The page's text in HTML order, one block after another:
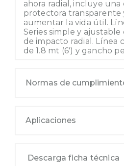
ahora radial, incluye
protectora transparente
aumentar la vida útil.
Series simple y
de impacto radial. Línea
de 1.8 mt (6') y gancho
Normas de
Aplicaciones
Descarga ficha técnica